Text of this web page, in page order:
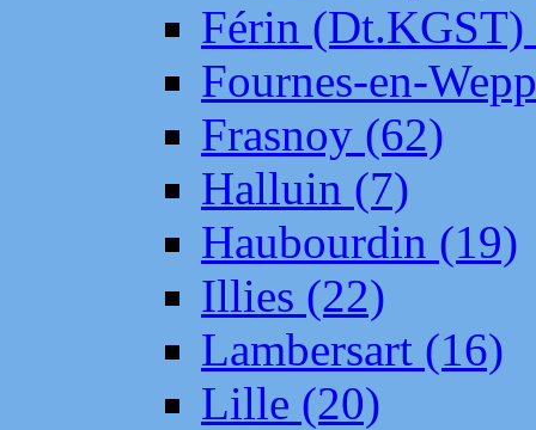
Férin (Dt.KGST)
Fournes-en-
Frasnoy (62)
Halluin (7)
Haubourdin (19)
Illies (22)
Lambersart (16)
Lille (20)